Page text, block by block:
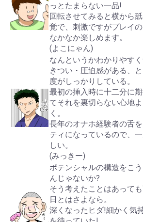
っとたまらない一品!
回転させてみると横から
覚で、刺激ですがプレイ
なかなか楽しめます。
(よこにゃん)
なんというかわかりやすく
きつい・圧迫感がある、
度がしっかりしている。
最初の挿入時に十二分に
てそれを裏切らない心地
く。
長年のオナホ経験者の舌
ティになっているので、
しい。
(みっきー)
ポテンシャルの構造をこ
んじゃないか?
そう考えたことはあって
日とはさよなら。
深くなったヒダ!細かく気